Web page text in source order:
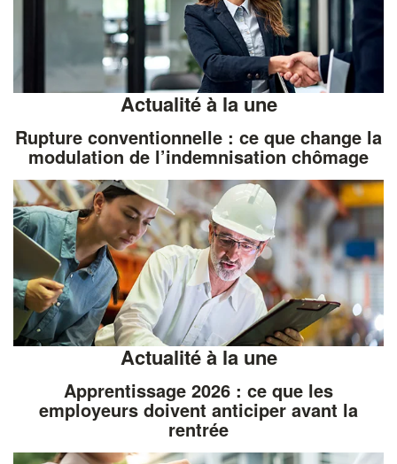
Actualité à la une
Rupture conventionnelle : ce que change la
modulation de l’indemnisation chômage
Actualité à la une
Apprentissage 2026 : ce que les
employeurs doivent anticiper avant la
rentrée